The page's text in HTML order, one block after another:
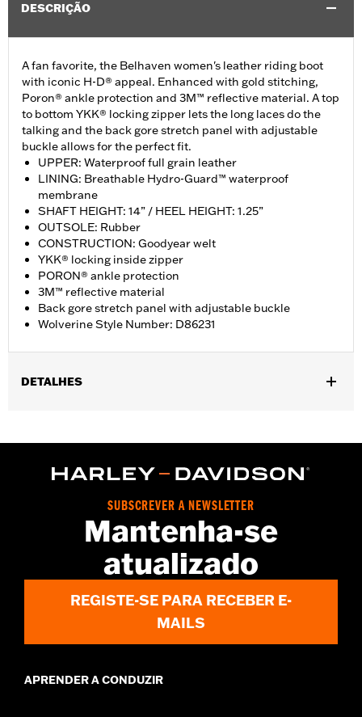
DESCRIÇÃO
A fan favorite, the Belhaven women's leather riding boot
with iconic H-D® appeal. Enhanced with gold stitching,
Poron® ankle protection and 3M™ reflective material. A top
to bottom YKK® locking zipper lets the long laces do the
talking and the back gore stretch panel with adjustable
buckle allows for the perfect fit.
UPPER: Waterproof full grain leather
LINING: Breathable Hydro-Guard™ waterproof
membrane
SHAFT HEIGHT: 14” / HEEL HEIGHT: 1.25”
OUTSOLE: Rubber
CONSTRUCTION: Goodyear welt
YKK® locking inside zipper
PORON® ankle protection
3M™ reflective material
Back gore stretch panel with adjustable buckle
Wolverine Style Number: D86231
DETALHES
WARRANTY:Wolverine Worldwide Manufacturer Warranty – Go
Imported
Dimension Description:SHAFT HEIGHT: 14” / HEEL HEIGHT:
SUBSCREVER A NEWSLETTER
Mantenha-se
atualizado
REGISTE-SE PARA RECEBER E-
MAILS
APRENDER A CONDUZIR